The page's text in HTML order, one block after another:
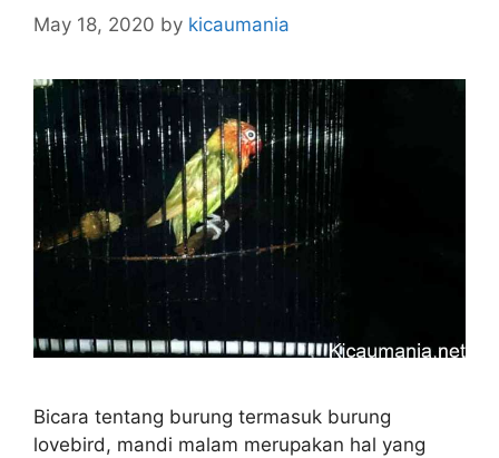
May 18, 2020 by kicaumania
Bicara tentang burung termasuk burung
lovebird, mandi malam merupakan hal yang